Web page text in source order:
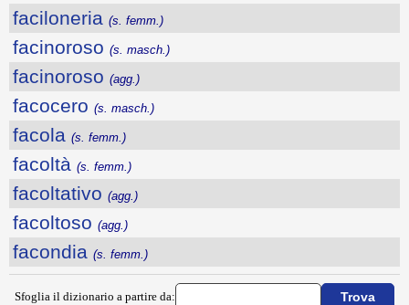
faciloneria (s. femm.)
facinoroso (s. masch.)
facinoroso (agg.)
facocero (s. masch.)
facola (s. femm.)
facoltà (s. femm.)
facoltativo (agg.)
facoltoso (agg.)
facondia (s. femm.)
Sfoglia il dizionario a partire da: